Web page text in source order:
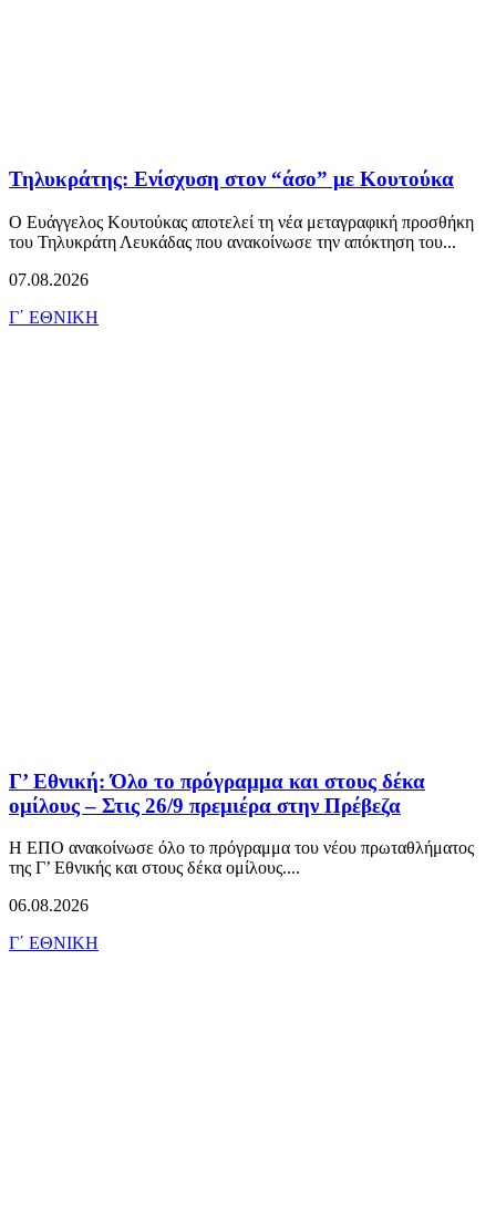
Τηλυκράτης: Ενίσχυση στον “άσο” με Κουτούκα
Ο Ευάγγελος Κουτούκας αποτελεί τη νέα μεταγραφική προσθήκη
του Τηλυκράτη Λευκάδας που ανακοίνωσε την απόκτηση του...
07.08.2026
Γ΄ ΕΘΝΙΚΗ
Γ’ Εθνική: Όλο το πρόγραμμα και στους δέκα
ομίλους – Στις 26/9 πρεμιέρα στην Πρέβεζα
Η ΕΠΟ ανακοίνωσε όλο το πρόγραμμα του νέου πρωταθλήματος
της Γ’ Εθνικής και στους δέκα ομίλους....
06.08.2026
Γ΄ ΕΘΝΙΚΗ